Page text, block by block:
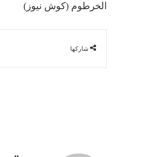
الخرطوم (كوش نيوز)
شاركها